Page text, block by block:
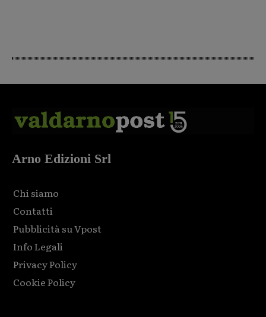
Arno Edizioni Srl
Chi siamo
Contatti
Pubblicità su Vpost
Info Legali
Privacy Policy
Cookie Policy